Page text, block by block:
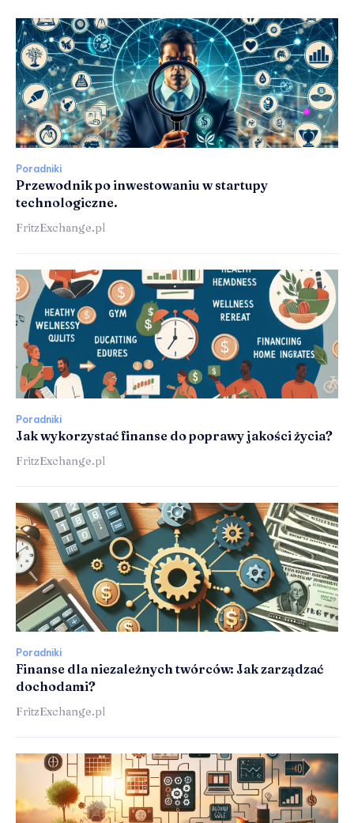
Poradniki
Przewodnik po inwestowaniu w startupy
technologiczne.
FritzExchange.pl
Poradniki
Jak wykorzystać finanse do poprawy jakości życia?
FritzExchange.pl
Poradniki
Finanse dla niezależnych twórców: Jak zarządzać
dochodami?
FritzExchange.pl